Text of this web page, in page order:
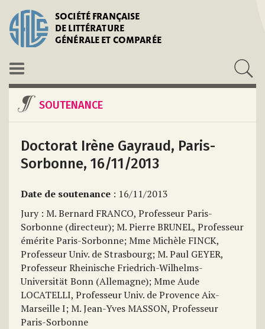
SOCIÉTÉ FRANÇAISE
DE LITTÉRATURE
GÉNÉRALE ET COMPARÉE
SOUTENANCE
Doctorat Irène Gayraud, Paris-
Sorbonne, 16/11/2013
Date de soutenance : 16/11/2013
Jury : M. Bernard FRANCO, Professeur Paris-
Sorbonne (directeur); M. Pierre BRUNEL, Professeur
émérite Paris-Sorbonne; Mme Michèle FINCK,
Professeur Univ. de Strasbourg; M. Paul GEYER,
Professeur Rheinische Friedrich-Wilhelms-
Universität Bonn (Allemagne); Mme Aude
LOCATELLI, Professeur Univ. de Provence Aix-
Marseille I; M. Jean-Yves MASSON, Professeur
Paris-Sorbonne